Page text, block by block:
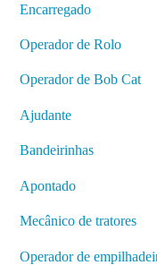
Encarregado
Operador de Rolo
Operador de Bob Cat
Ajudante
Bandeirinhas
Apontado
Mecânico de tratores
Operador de